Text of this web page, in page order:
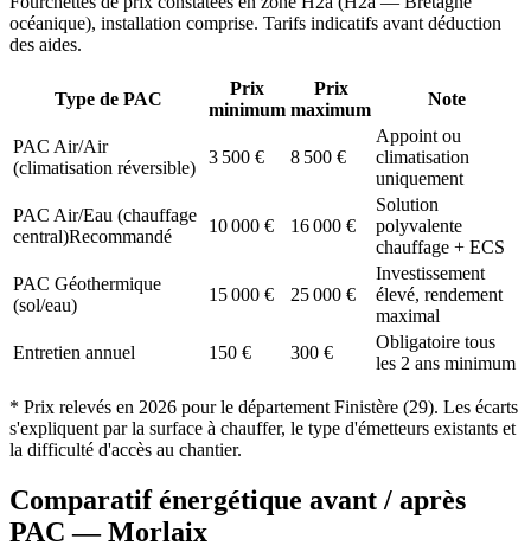
océanique), installation comprise. Tarifs indicatifs avant déduction
des aides.
Type de PAC
Prix
minimum
Prix
maximum
Note
PAC Air/Air
(climatisation réversible)
3 500 € 8 500 €
Appoint ou
climatisation
uniquement
PAC Air/Eau (chauffage
central)Recommandé
10 000 € 16 000 €
Solution
polyvalente
chauffage + ECS
PAC Géothermique
(sol/eau)
15 000 € 25 000 €
Investissement
élevé, rendement
maximal
Entretien annuel
150 € 300 €
Obligatoire tous
les 2 ans minimum
* Prix relevés en 2026 pour le département Finistère (29). Les écarts
s'expliquent par la surface à chauffer, le type d'émetteurs existants et
la difficulté d'accès au chantier.
Comparatif énergétique avant / après
PAC —Morlaix